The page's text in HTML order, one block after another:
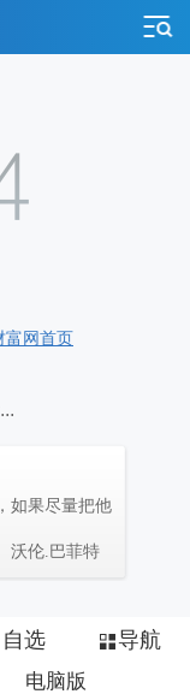
富网首页
如果尽量把他
沃伦.巴菲特
自选 导航
电脑版